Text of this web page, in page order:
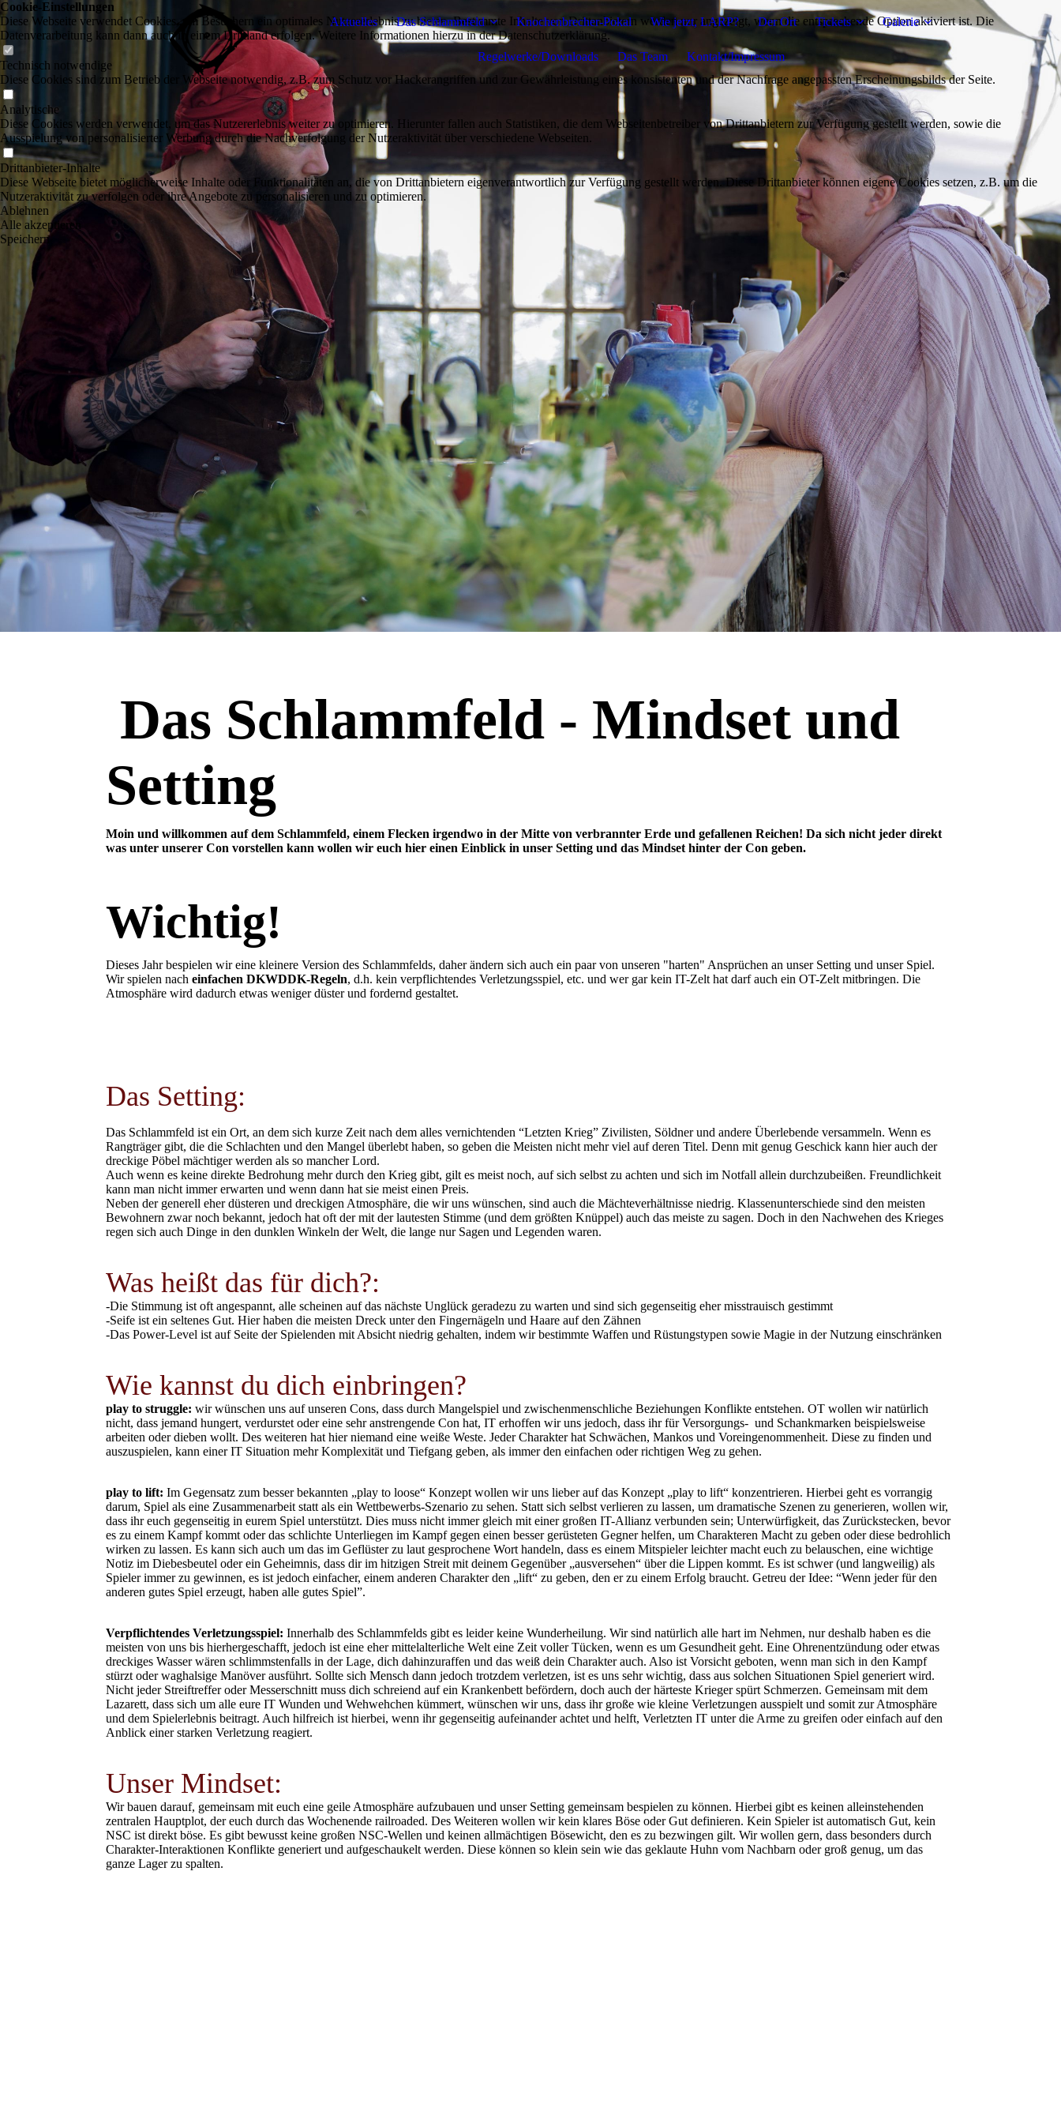
Aktuelles Das Schlammfeld Knochenbrecher-Pokal Wie jetzt, LARP? Der Ort Tickets Galerie
Regelwerke/Downloads Das Team Kontakt/Impressum
Das Schlammfeld - Mindset und
Setting
Moin und willkommen auf dem Schlammfeld, einem Flecken irgendwo in der Mitte von verbrannter Erde und gefallenen Reichen!Da sich nicht jeder direkt
was unter unserer Con vorstellen kann wollen wir euch hier einen Einblick in unser Setting und das Mindset hinter der Con geben.
Wichtig!
Dieses Jahr bespielen wir eine kleinere Version des Schlammfelds, daher ändern sich auch ein paar von unseren "harten" Ansprüchen an unser Setting und unser Spiel.
Wir spielen nacheinfachen DKWDDK-Regeln, d.h. kein verpflichtendes Verletzungsspiel, etc. und wer gar kein IT-Zelt hat darf auch ein OT-Zelt mitbringen. Die
Atmosphäre wird dadurch etwas weniger düster und fordernd gestaltet.
Das Setting:
Das Schlammfeld ist ein Ort, an dem sich kurze Zeit nach dem alles vernichtenden “Letzten Krieg” Zivilisten, Söldner und andere Überlebende versammeln. Wenn es
Rangträger gibt, die die Schlachten und den Mangel überlebt haben, so geben die Meisten nicht mehr viel auf deren Titel. Denn mit genug Geschick kann hier auch der
dreckige Pöbel mächtiger werden als so mancher Lord.
Auch wenn es keine direkte Bedrohung mehr durch den Krieg gibt, gilt es meist noch, auf sich selbst zu achten und sich im Notfall allein durchzubeißen. Freundlichkeit
kann man nicht immer erwarten und wenn dann hat sie meist einen Preis.
Neben der generell eher düsteren und dreckigen Atmosphäre, die wir uns wünschen, sind auch die Mächteverhältnisse niedrig. Klassenunterschiede sind den meisten
Bewohnern zwar noch bekannt, jedoch hat oft der mit der lautesten Stimme (und dem größten Knüppel) auch das meiste zu sagen. Doch in den Nachwehen des Krieges
regen sich auch Dinge in den dunklen Winkeln der Welt, die lange nur Sagen und Legenden waren.
Was heißt das für dich?:
-Die Stimmung ist oft angespannt, alle scheinen auf das nächste Unglück geradezu zu warten und sind sich gegenseitig eher misstrauisch gestimmt
-Seife ist ein seltenes Gut. Hier haben die meisten Dreck unter den Fingernägeln und Haare auf den Zähnen
-Das Power-Level ist auf Seite der Spielenden mit Absicht niedrig gehalten, indem wir bestimmte Waffen und Rüstungstypen sowie Magie in der Nutzung einschränken
Wie kannst du dich einbringen?
play to struggle: wir wünschen uns auf unseren Cons, dass durch Mangelspiel und zwischenmenschliche Beziehungen Konflikte entstehen. OT wollen wir natürlich
nicht, dass jemand hungert, verdurstet oder eine sehr anstrengende Con hat, IT erhoffen wir uns jedoch, dass ihr für Versorgungs- und Schankmarken beispielsweise
arbeiten oder dieben wollt. Des weiteren hat hier niemand eine weiße Weste. Jeder Charakter hat Schwächen, Mankos und Voreingenommenheit. Diese zu finden und
auszuspielen, kann einer IT Situation mehr Komplexität und Tiefgang geben, als immer den einfachen oder richtigen Weg zu gehen.
play to lift: Im Gegensatz zum besser bekannten „play to loose“ Konzept wollen wir uns lieber auf das Konzept „play to lift“ konzentrieren. Hierbei geht es vorrangig
darum, Spiel als eine Zusammenarbeit statt als ein Wettbewerbs-Szenario zu sehen. Statt sich selbst verlieren zu lassen, um dramatische Szenen zu generieren, wollen wir,
dass ihr euch gegenseitig in eurem Spiel unterstützt. Dies muss nicht immer gleich mit einer großen IT-Allianz verbunden sein; Unterwürfigkeit, das Zurückstecken, bevor
es zu einem Kampf kommt oder das schlichte Unterliegen im Kampf gegen einen besser gerüsteten Gegner helfen, um Charakteren Macht zu geben oder diese bedrohlich
wirken zu lassen. Es kann sich auch um das im Geflüster zu laut gesprochene Wort handeln, dass es einem Mitspieler leichter macht euch zu belauschen, eine wichtige
Notiz im Diebesbeutel oder ein Geheimnis, dass dir im hitzigen Streit mit deinem Gegenüber „ausversehen“ über die Lippen kommt. Es ist schwer (und langweilig) als
Spieler immer zu gewinnen, es ist jedoch einfacher, einem anderen Charakter den „lift“ zu geben, den er zu einem Erfolg braucht. Getreu der Idee: “Wenn jeder für den
anderen gutes Spiel erzeugt, haben alle gutes Spiel”.
Verpflichtendes Verletzungsspiel: Innerhalb des Schlammfelds gibt es leider keine Wunderheilung. Wir sind natürlich alle hart im Nehmen, nur deshalb haben es die
meisten von uns bis hierhergeschafft, jedoch ist eine eher mittelalterliche Welt eine Zeit voller Tücken, wenn es um Gesundheit geht. Eine Ohrenentzündung oder etwas
dreckiges Wasser wären schlimmstenfalls in der Lage, dich dahinzuraffen und das weiß dein Charakter auch. Also ist Vorsicht geboten, wenn man sich in den Kampf
stürzt oder waghalsige Manöver ausführt. Sollte sich Mensch dann jedoch trotzdem verletzen, ist es uns sehr wichtig, dass aus solchen Situationen Spiel generiert wird.
Nicht jeder Streiftreffer oder Messerschnitt muss dich schreiend auf ein Krankenbett befördern, doch auch der härteste Krieger spürt Schmerzen. Gemeinsam mit dem
Lazarett, dass sich um alle eure IT Wunden und Wehwehchen kümmert, wünschen wir uns, dass ihr große wie kleine Verletzungen ausspielt und somit zur Atmosphäre
und dem Spielerlebnis beitragt. Auch hilfreich ist hierbei, wenn ihr gegenseitig aufeinander achtet und helft, Verletzten IT unter die Arme zu greifen oder einfach auf den
Anblick einer starken Verletzung reagiert.
Unser Mindset:
Wir bauen darauf, gemeinsam mit euch eine geile Atmosphäre aufzubauen und unser Setting gemeinsam bespielen zu können. Hierbei gibt es keinen alleinstehenden
zentralen Hauptplot, der euch durch das Wochenende railroaded. Des Weiteren wollen wir kein klares Böse oder Gut definieren. Kein Spieler ist automatisch Gut, kein
NSC ist direkt böse. Es gibt bewusst keine großen NSC-Wellen und keinen allmächtigen Bösewicht, den es zu bezwingen gilt. Wir wollen gern, dass besonders durch
Charakter-Interaktionen Konflikte generiert und aufgeschaukelt werden. Diese können so klein sein wie das geklaute Huhn vom Nachbarn oder groß genug, um das
ganze Lager zu spalten.
Cookie-Einstellungen
Diese Webseite verwendet Cookies, um Besuchern ein optimales Nutzererlebnis zu bieten. Bestimmte Inhalte von Drittanbietern werden nur angezeigt, wenn die entsprechende Option aktiviert ist. Die
Datenverarbeitung kann dann auch in einem Drittland erfolgen. Weitere Informationen hierzu in der Datenschutzerklärung.
Technisch notwendige
Diese Cookies sind zum Betrieb der Webseite notwendig, z.B. zum Schutz vor Hackerangriffen und zur Gewährleistung eines konsistenten und der Nachfrage angepassten Erscheinungsbilds der Seite.
Analytische
Diese Cookies werden verwendet, um das Nutzererlebnis weiter zu optimieren. Hierunter fallen auch Statistiken, die dem Webseitenbetreiber von Drittanbietern zur Verfügung gestellt werden, sowie die
Ausspielung von personalisierter Werbung durch die Nachverfolgung der Nutzeraktivität über verschiedene Webseiten.
Drittanbieter-Inhalte
Diese Webseite bietet möglicherweise Inhalte oder Funktionalitäten an, die von Drittanbietern eigenverantwortlich zur Verfügung gestellt werden. Diese Drittanbieter können eigene Cookies setzen, z.B. um die
Nutzeraktivität zu verfolgen oder ihre Angebote zu personalisieren und zu optimieren.
Ablehnen
Alle akzeptieren
Speichern